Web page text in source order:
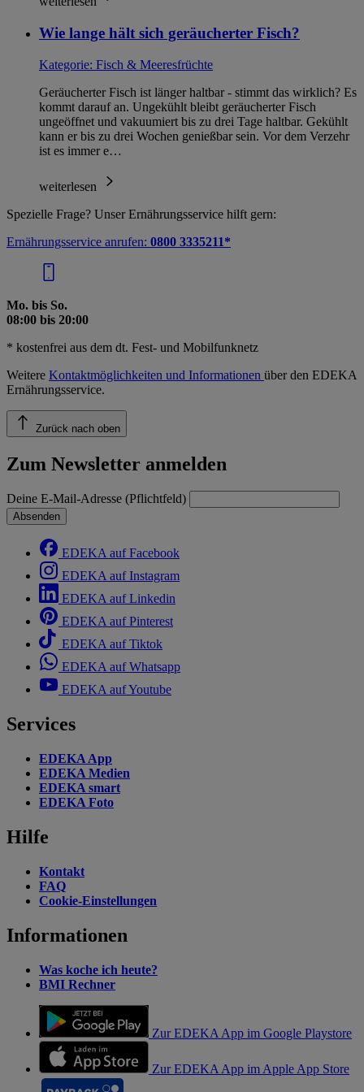
Wie lange hält sich geräucherter Fisch?
Kategorie: Fisch & Meeresfrüchte
Geräucherter Fisch ist länger haltbar - stimmt das wirklich? Es
kommt darauf an. Ungekühlt bleibt geräucherter Fisch
ungeöffnet und vakuumiert bis zu drei Tage haltbar. Gekühlt
kann er bis zu drei Wochen genießbar sein. Vor dem Verzehr
ist es immer e…
weiterlesen
Spezielle Frage? Unser Ernährungsservice hilft gern:
Ernährungsservice anrufen: 0800 3335211*
Mo. bis So.
08:00 bis 20:00
* kostenfrei aus dem dt. Fest- und Mobilfunknetz
Weitere Kontaktmöglichkeiten und Informationen über den EDEKA
Ernährungsservice.
Zurück nach oben
Zum Newsletter anmelden
Deine E-Mail-Adresse (Pflichtfeld)
Absenden
EDEKA auf Facebook
EDEKA auf Instagram
EDEKA auf Linkedin
EDEKA auf Pinterest
EDEKA auf Tiktok
EDEKA auf Whatsapp
EDEKA auf Youtube
Services
EDEKA App
EDEKA Medien
EDEKA smart
EDEKA Foto
Hilfe
Kontakt
FAQ
Cookie-Einstellungen
Informationen
Was koche ich heute?
BMI Rechner
Zur EDEKA App im Google Playstore
Zur EDEKA App im Apple App Store
imImpressum